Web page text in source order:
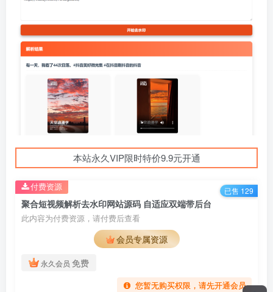
本站永久VIP限时特价9.9元开通
聚合短视频解析去水印网站源码 自适应双端带后台
此内容为付费资源，请付费后查看
会员专属资源
永久会员 免费
您暂无购买权限，请先开通会员
付费资源 已售 129